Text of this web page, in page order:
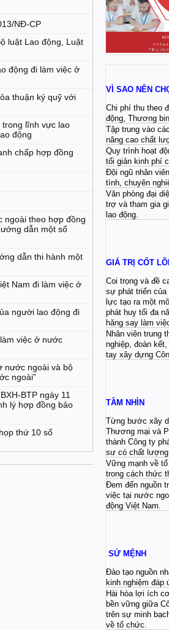
NĐ-CP
luật Lao động, Luật
động đi làm việc ở
thuận ký quỹ với
trong lĩnh vực lao
động
chấp hợp đồng
ngoài theo hợp đồng
dẫn một số
dẫn thi hành một
Nam đi làm việc ở
người lao động đi
việc ở nước
nước ngoài và bộ
ngoài”
BTP ngày 11
lý hợp đồng bảo
thứ 10 số
VÌ SAO NÊN
Chi phí thu theo
động, Thương
Tập trung vào
nâng cao chất
Quy trình hoạt
tối giản kinh phí
Đội ngũ nhân
tình, chuyên
Văn phòng đại
trợ và tham gia
lao động.
GIÁ TRỊ CỐT LÕI
Coi trọng và đề
sự phát triển của
lực tạo ra một
phát huy tối đa
hăng say làm
Nhân viên trung
nghiệp, đoàn
tay xây dựng
TẦM NHÌN
Từng bước xây
Thương mại và
thành Công ty
sư có chất lượng.
Vững mạnh về
trong cách thức
Đem đến nguồn
việc tại nước
động Việt Nam.
SỨ MỆNH
Đào tạo nguồn
kinh nghiệm đáp
Hài hòa lợi ích
bền vững giữa
trên sự minh
về tổ chức.